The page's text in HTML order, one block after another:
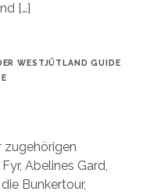
[…]
WESTJÜTLAND GUIDE
zugehörigen
Abelines Gard,
Bunkertour,